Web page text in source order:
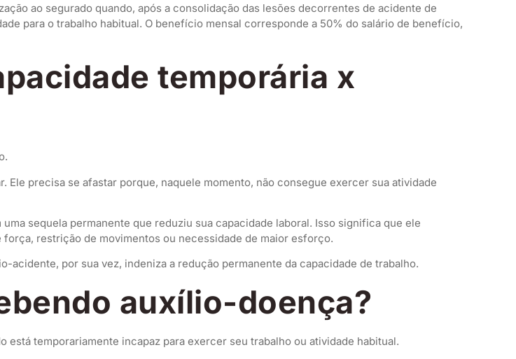
ao segurado quando, após a consolidação das lesões decorrentes de acidente de
para o trabalho habitual. O benefício mensal corresponde a 50% do salário de benefício,
temporária x
precisa se afastar porque, naquele momento, não consegue exercer sua atividade
sequela permanente que reduziu sua capacidade laboral. Isso significa que ele
restrição de movimentos ou necessidade de maior esforço.
por sua vez, indeniza a redução permanente da capacidade de trabalho.
auxílio-doença?
temporariamente incapaz para exercer seu trabalho ou atividade habitual.